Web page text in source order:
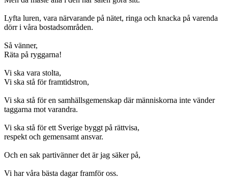
Lyfta luren, vara närvarande på nätet, ringa och knacka på varenda
dörr i våra bostadsområden.
Så vänner,
Räta på ryggarna!
Vi ska vara stolta,
Vi ska stå för framtidstron,
Vi ska stå för en samhällsgemenskap där människorna inte vänder
taggarna mot varandra.
Vi ska stå för ett Sverige byggt på rättvisa,
respekt och gemensamt ansvar.
Och en sak partivänner det är jag säker på,
Vi har våra bästa dagar framför oss.